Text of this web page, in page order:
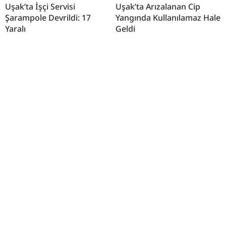
Uşak’ta İşçi Servisi
Şarampole Devrildi: 17
Yaralı
Uşak’ta Arızalanan Cip
Yangında Kullanılamaz Hale
Geldi